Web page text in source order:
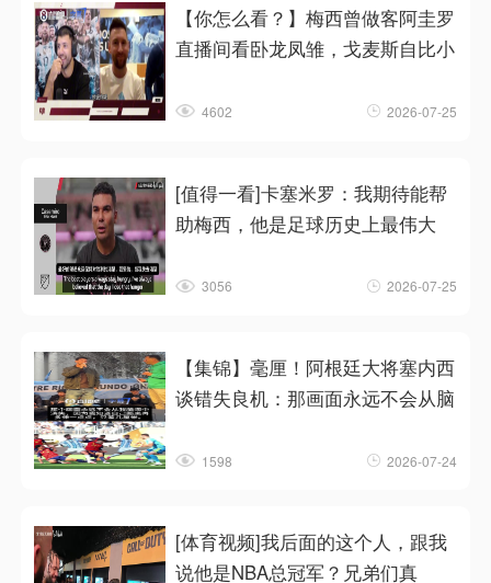
【你怎么看？】梅西曾做客阿圭罗
直播间看卧龙凤雏，戈麦斯自比小
4602 2026-07-25
[值得一看]卡塞米罗：我期待能帮
助梅西，他是足球历史上最伟大
3056 2026-07-25
【集锦】毫厘！阿根廷大将塞内西
谈错失良机：那画面永远不会从脑
1598 2026-07-24
[体育视频]我后面的这个人，跟我
说他是NBA总冠军？兄弟们真